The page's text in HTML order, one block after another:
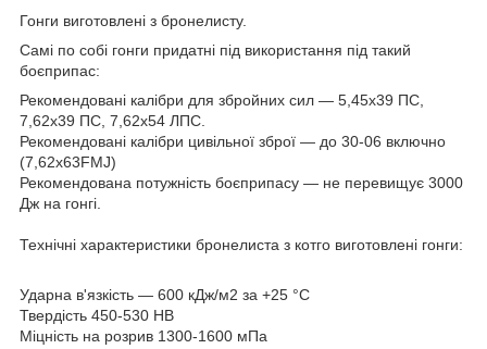
Гонги виготовлені з бронелисту.
Самі по собі гонги придатні під використання під такий
боєприпас:
Рекомендовані калібри для збройних сил — 5,45х39 ПС,
7,62х39 ПС, 7,62х54 ЛПС.
Рекомендовані калібри цивільної зброї — до 30-06 включно
(7,62х63FMJ)
Рекомендована потужність боєприпасу — не перевищує 3000
Дж на гонгі.
Технічні характеристики бронелиста з котго виготовлені гонги:
Ударна в'язкість — 600 кДж/м2 за +25 °C
Твердість 450-530 НВ
Міцність на розрив 1300-1600 мПа